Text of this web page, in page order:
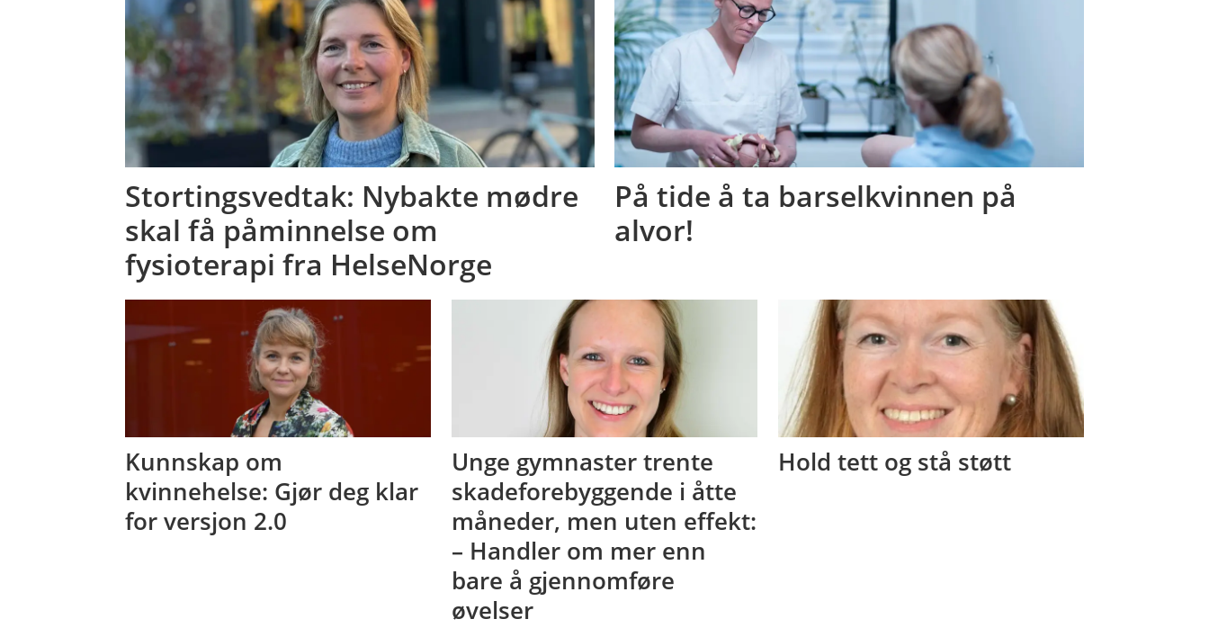
Stortingsvedtak: Nybakte mødre
skal få påminnelse om
fysioterapi fra HelseNorge
På tide å ta barselkvinnen på
alvor!
Kunnskap om
kvinnehelse: Gjør deg klar
for versjon 2.0
Unge gymnaster trente
skadeforebyggende i åtte
måneder, men uten effekt:
– Handler om mer enn
bare å gjennomføre
øvelser
Hold tett og stå støtt